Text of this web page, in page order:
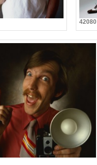
42080